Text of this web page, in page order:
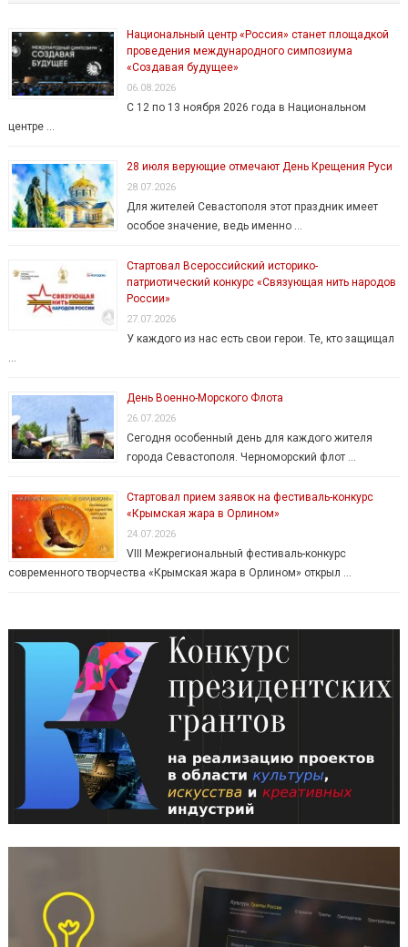
Национальный центр «Россия» станет площадкой
проведения международного симпозиума
«Создавая будущее»
06.08.2026
С 12 по 13 ноября 2026 года в Национальном
центре …
28 июля верующие отмечают День Крещения Руси
28.07.2026
Для жителей Севастополя этот праздник имеет
особое значение, ведь именно …
Стартовал Всероссийский историко-
патриотический конкурс «Связующая нить народов
России»
27.07.2026
У каждого из нас есть свои герои. Те, кто защищал
День Военно-Морского Флота
26.07.2026
Сегодня особенный день для каждого жителя
города Севастополя. Черноморский флот …
Стартовал прием заявок на фестиваль-конкурс
«Крымская жара в Орлином»
24.07.2026
VIII Межрегиональный фестиваль-конкурс
современного творчества «Крымская жара в Орлином» открыл …